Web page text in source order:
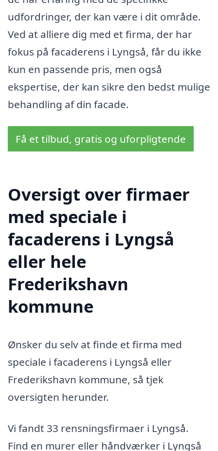
udfordringer, der kan være i dit område.
Ved at alliere dig med et firma, der har
fokus på facaderens i Lyngså, får du ikke
kun en passende pris, men også
ekspertise, der kan sikre den bedst mulige
behandling af din facade.
Få et tilbud, gratis og uforpligtende
Oversigt over firmaer
med speciale i
facaderens i Lyngså
eller hele
Frederikshavn
kommune
Ønsker du selv at finde et firma med
speciale i facaderens i Lyngså eller
Frederikshavn kommune, så tjek
oversigten herunder.
Vi fandt 33 rensningsfirmaer i Lyngså.
Find en murer eller håndværker i Lyngså